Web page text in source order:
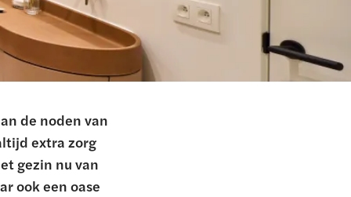
de noden van
extra zorg
gezin nu van
ook een oase